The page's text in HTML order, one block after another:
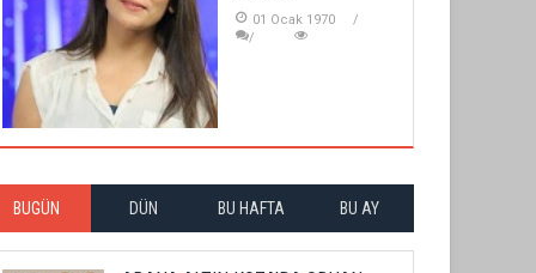
01 Ocak 1970
BUGÜN DÜN BU HAFTA BU AY